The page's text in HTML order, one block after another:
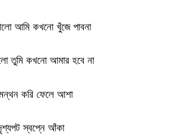
আমি কখনো খুঁজে পাবনা
তুমি কখনো আমার হবে না
করি ফেলে আশা
স্বপ্নে আঁকা